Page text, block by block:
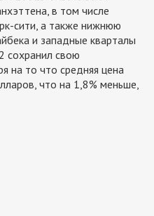
в том числе
сити, а также нижнюю
и западные кварталы
сохранил свою
на то что средняя цена
что на 1,8% меньше,